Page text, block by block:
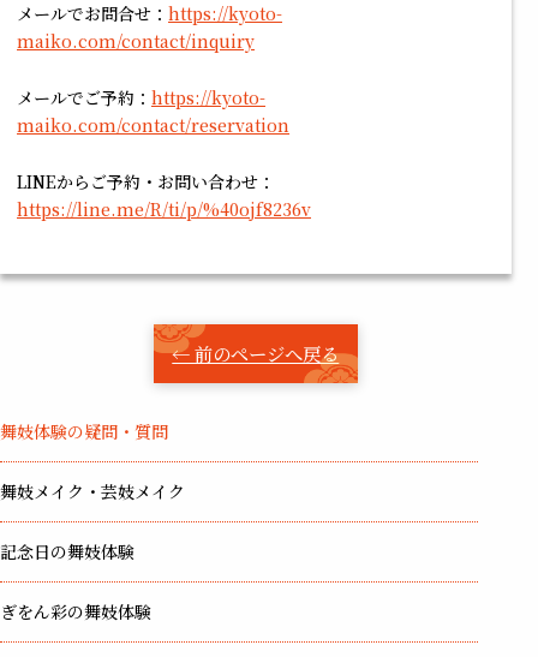
舞妓体験の疑問・質問
舞妓メイク・芸妓メイク
記念日の舞妓体験
ぎをん彩の舞妓体験
メールでお問合せ： https://kyoto-
maiko.com/contact/inquiry
メールでご予約： https://kyoto-
maiko.com/contact/reservation
LINEからご予約・お問い合わせ：
https://line.me/R/ti/p/%40ojf8236v
← 前のページへ戻る